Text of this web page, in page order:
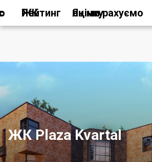
Рейтинг ЖК Як ми рахуємо оцінку
ЖК Plaza Kvartal